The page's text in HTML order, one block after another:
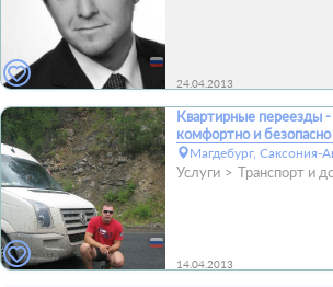
24.04.2013
Квартирные переезды
комфортно и безопасно
Магдебург, Саксония-
Услуги Транспорт и
14.04.2013